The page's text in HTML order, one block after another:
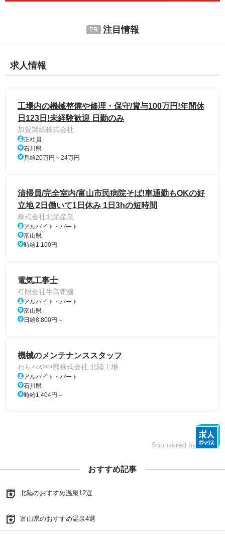
注目情報
求人情報
工場内の機械整備や修理・保守/賞与100万円!年間休
日123日!未経験歓迎 日勤のみ
加賀製紙株式会社
正社員
石川県
月給20万円～24万円
清掃員/完全室内/富山市民病院そば!車通勤もOKの好
立地 2日働いて1日休み 1日3hの短時間
株式会社北栄産業
アルバイト・パート
富山県
時給1,100円
電気工事士
有限会社牛島電機
アルバイト・パート
富山県
日給8,800円～
機械のメンテナンススタッフ
わらべや中部株式会社 北陸工場
アルバイト・パート
石川県
時給1,404円～
Sponsored by
おすすめ記事
北陸のおすすめ温泉12選
富山県のおすすめ温泉4選